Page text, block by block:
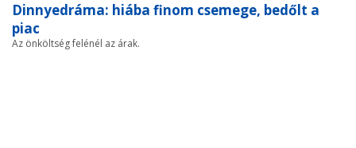
Dinnyedráma: hiába finom csemege, bedőlt a
piac
Az önköltség felénél az árak.